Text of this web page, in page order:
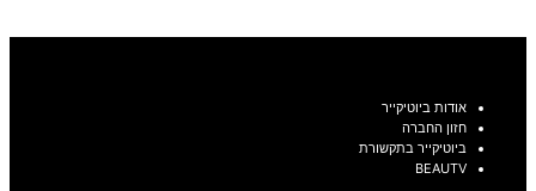
אודות ביוטיקייר
חזון החברה
ביוטיקייר בתקשורת
BEAUTV